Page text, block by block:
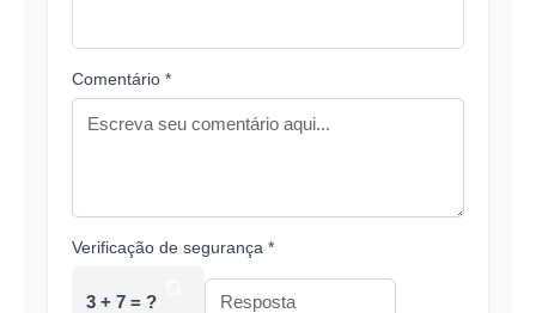
Comentário *
Verificação de segurança *
3 + 7 = ?